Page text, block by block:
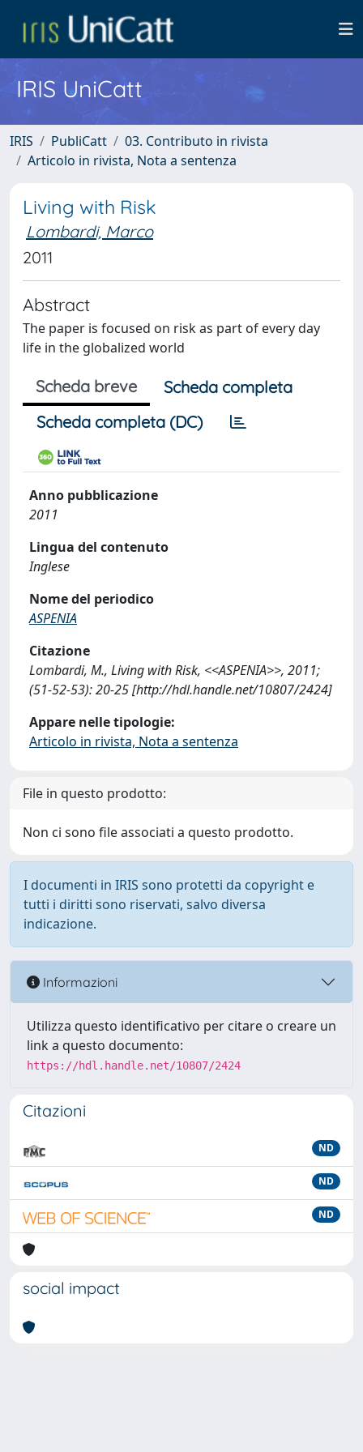
IRIS UniCatt
IRIS PubliCatt
03. Contributo in rivista
Articolo in rivista, Nota a sentenza
Living with Risk
Lombardi, Marco
2011
Abstract
The paper is focused on risk as part of every day
life in the globalized world
Scheda breve
Scheda completa
Scheda completa (DC)
Anno pubblicazione
2011
Lingua del contenuto
Inglese
Nome del periodico
ASPENIA
Citazione
Lombardi, M., Living with Risk, <<ASPENIA>>, 2011;
(51-52-53): 20-25 [http://hdl.handle.net/10807/2424]
Appare nelle tipologie:
Articolo in rivista, Nota a sentenza
File in questo prodotto:
Non ci sono file associati a questo prodotto.
I documenti in IRIS sono protetti da copyright e
tutti i diritti sono riservati, salvo diversa
indicazione.
Informazioni
Utilizza questo identificativo per citare o creare un
link a questo documento:
https://hdl.handle.net/10807/2424
Citazioni
ND
ND
ND
social impact